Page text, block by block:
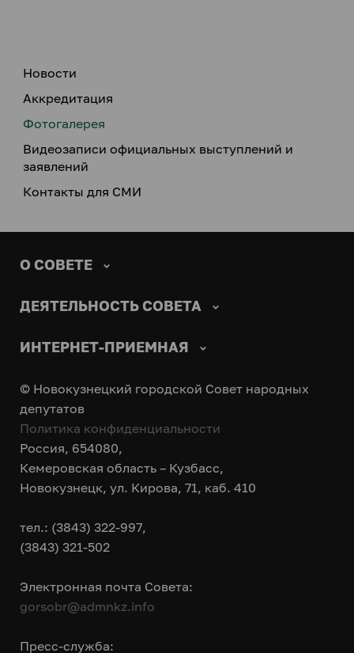
Новости
Аккредитация
Фотогалерея
Видеозаписи официальных выступлений и
заявлений
Контакты для СМИ
О СОВЕТЕ
ДЕЯТЕЛЬНОСТЬ СОВЕТА
ИНТЕРНЕТ-ПРИЕМНАЯ
© Новокузнецкий городской Совет народных
депутатов
Политика конфиденциальности
Россия, 654080,
Кемеровская область – Кузбасс,
Новокузнецк, ул. Кирова, 71, каб. 410
тел.: (3843) 322-997,
(3843) 321-502
Электронная почта Совета:
gorsobr@admnkz.info
Пресс-служба: